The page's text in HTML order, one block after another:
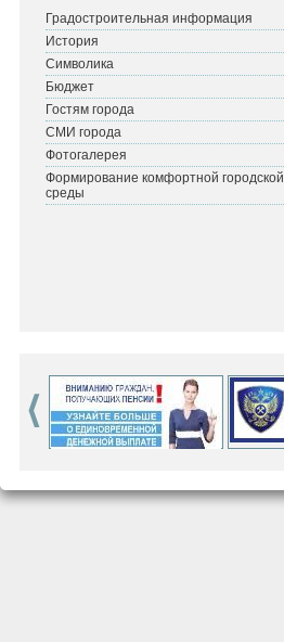
Градостроительная информация
История
Символика
Бюджет
Гостям города
СМИ города
Фотогалерея
Формирование комфортной городской
среды